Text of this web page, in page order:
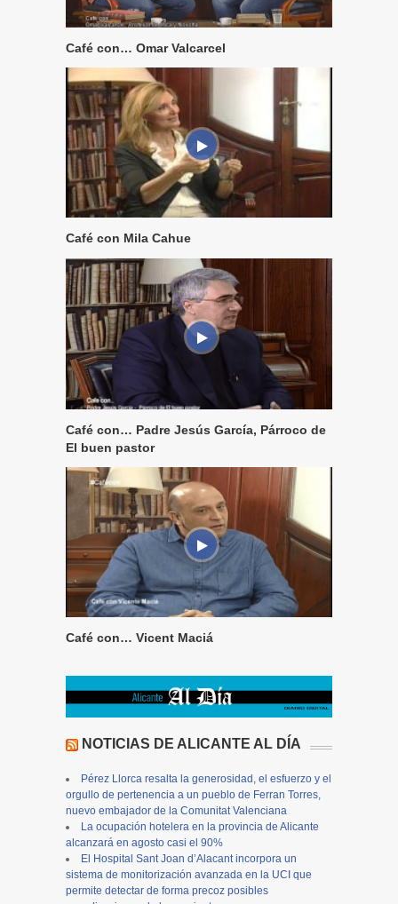
Café con… Omar Valcarcel
Café con Mila Cahue
Café con… Padre Jesús García, Párroco de
El buen pastor
Café con… Vicent Maciá
NOTICIAS DE ALICANTE AL DÍA
Pérez Llorca resalta la generosidad, el esfuerzo y el
orgullo de pertenencia a un pueblo de Ferran Torres,
nuevo embajador de la Comunitat Valenciana
La ocupación hotelera en la provincia de Alicante
alcanzará en agosto casi el 90%
El Hospital Sant Joan d’Alacant incorpora un
sistema de monitorización avanzada en la UCI que
permite detectar de forma precoz posibles